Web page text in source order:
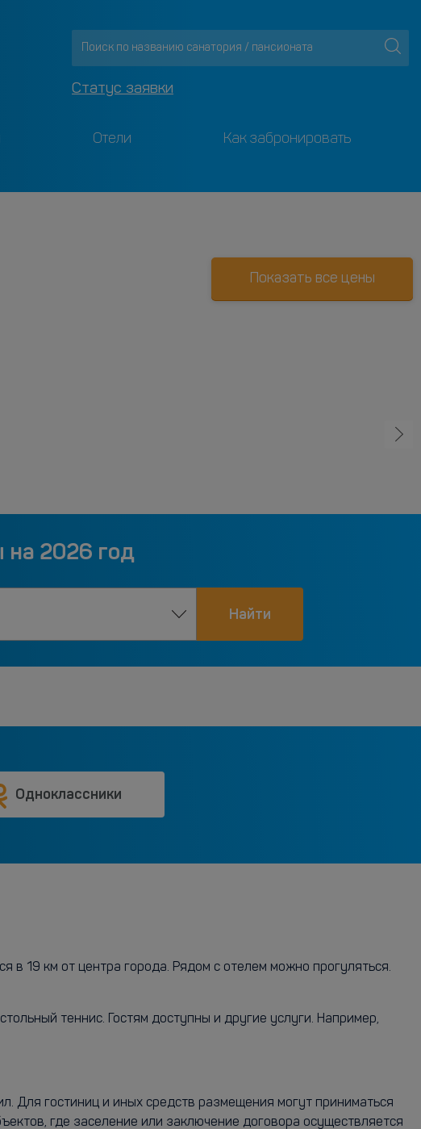
Статус заявки
Отели Как забронировать
Показать все цены
2026 год
Найти
Одноклассники
в 19 км от центра города. Рядом с отелем можно прогуляться.
теннис. Гостям доступны и другие услуги. Например,
Для гостиниц и иных средств размещения могут приниматься
где заселение или заключение договора осуществляется